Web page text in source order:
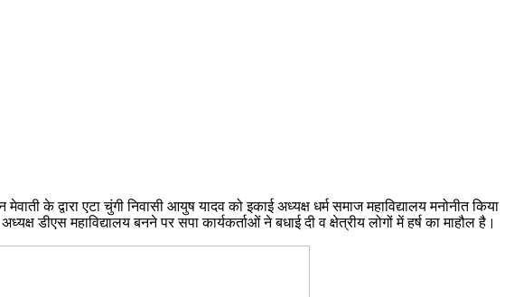
के द्वारा एटा चुंगी निवासी आयुष यादव को इकाई अध्यक्ष धर्म समाज महाविद्यालय मनोनीत किया
डीएस महाविद्यालय बनने पर सपा कार्यकर्ताओं ने बधाई दी व क्षेत्रीय लोगों में हर्ष का माहौल है।